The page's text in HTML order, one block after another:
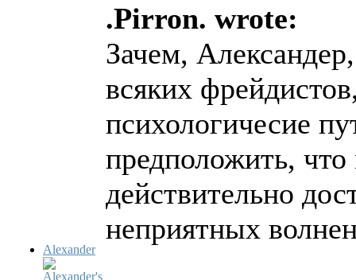
Alexander
.Pirron. wrote:
Зачем,
всяких
психологичесие
предположить,
действительно
неприятных